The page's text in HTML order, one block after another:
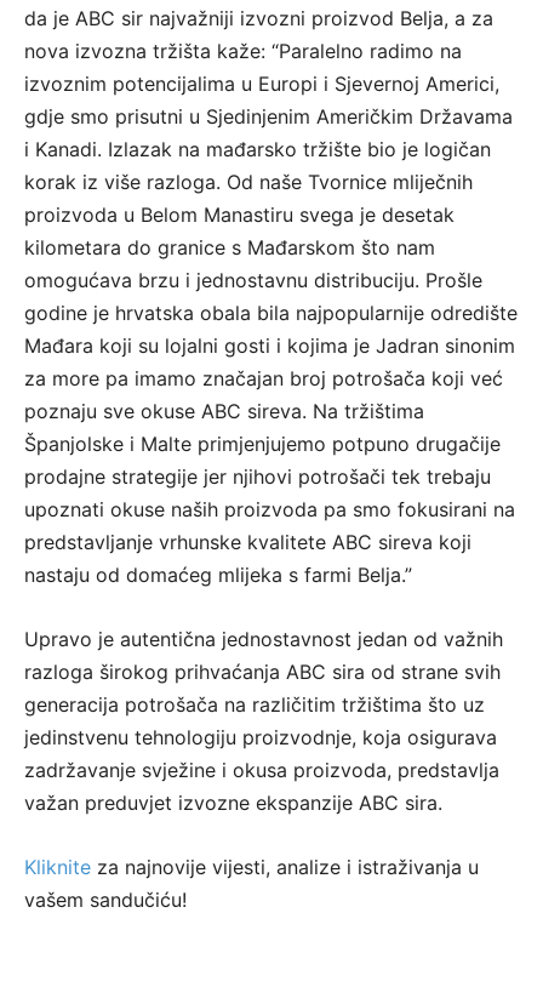
da je ABC sir najvažniji izvozni proizvod Belja, a za
nova izvozna tržišta kaže: “Paralelno radimo na
izvoznim potencijalima u Europi i Sjevernoj Americi,
gdje smo prisutni u Sjedinjenim Američkim Državama
i Kanadi. Izlazak na mađarsko tržište bio je logičan
korak iz više razloga. Od naše Tvornice mliječnih
proizvoda u Belom Manastiru svega je desetak
kilometara do granice s Mađarskom što nam
omogućava brzu i jednostavnu distribuciju. Prošle
godine je hrvatska obala bila najpopularnije odredište
Mađara koji su lojalni gosti i kojima je Jadran sinonim
za more pa imamo značajan broj potrošača koji već
poznaju sve okuse ABC sireva. Na tržištima
Španjolske i Malte primjenjujemo potpuno drugačije
prodajne strategije jer njihovi potrošači tek trebaju
upoznati okuse naših proizvoda pa smo fokusirani na
predstavljanje vrhunske kvalitete ABC sireva koji
nastaju od domaćeg mlijeka s farmi Belja.”
Upravo je autentična jednostavnost jedan od važnih
razloga širokog prihvaćanja ABC sira od strane svih
generacija potrošača na različitim tržištima što uz
jedinstvenu tehnologiju proizvodnje, koja osigurava
zadržavanje svježine i okusa proizvoda, predstavlja
važan preduvjet izvozne ekspanzije ABC sira.
Kliknite za najnovije vijesti, analize i istraživanja u
vašem sandučiću!